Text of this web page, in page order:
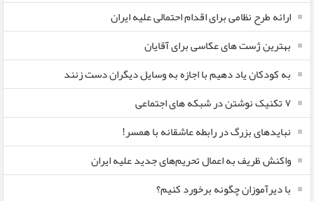
ارائه طرح نظامی برای اقدام احتمالی علیه ایران
بهترین ژست های عکاسی برای آقایان
به کودکان یاد دهیم با اجازه به وسایل دیگران دست زنند
۷ تکنیک نوشتن در شبکه های اجتماعی
نبایدهای بزرگ در رابطه عاشقانه با همسر!
واکنش ظریف به اعمال تحریم‌های جدید علیه ایران
با دیرآموزان چگونه برخورد کنیم؟